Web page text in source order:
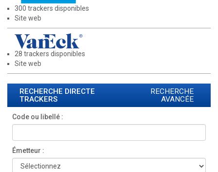
300 trackers disponibles
Site web
28 trackers disponibles
Site web
RECHERCHE DIRECTE
TRACKERS
RECHERCHE
AVANCÉE
Code ou libellé :
Émetteur :